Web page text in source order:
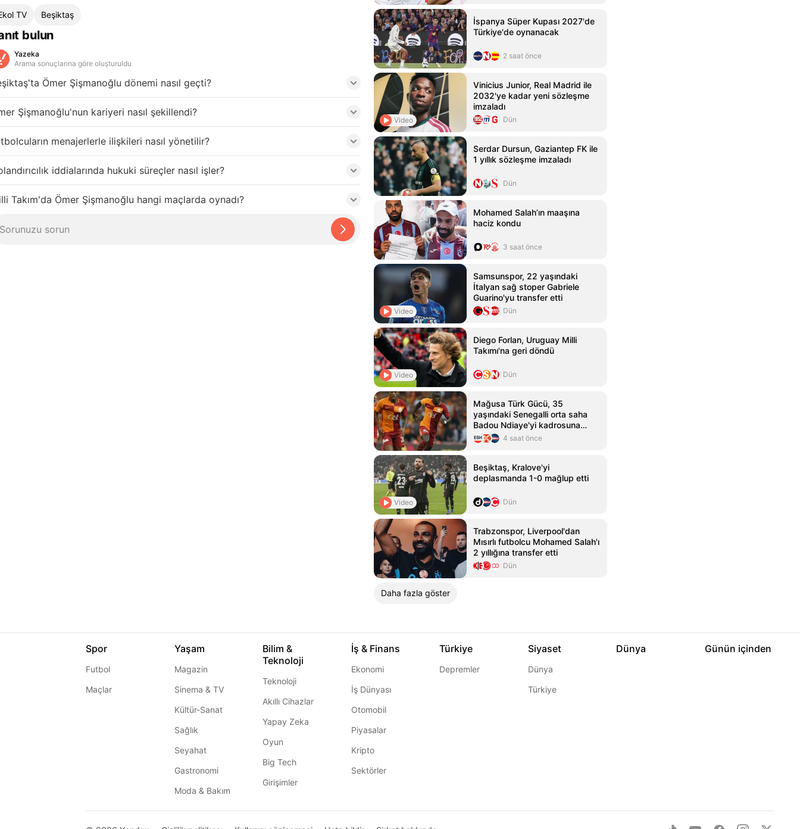
TV Beşiktaş
bulun
Yazeka
Arama sonuçlarına göre oluşturuldu
Ömer Şişmanoğlu dönemi nasıl geçti?
Şişmanoğlu'nun kariyeri nasıl şekillendi?
menajerlerle ilişkileri nasıl yönetilir?
iddialarında hukuki süreçler nasıl işler?
Takım'da Ömer Şişmanoğlu hangi maçlarda oynadı?
İspanya Süper Kupası 2027'de
Türkiye'de oynanacak
2 saat önce
Video
Vinicius Junior, Real Madrid ile
2032'ye kadar yeni sözleşme
imzaladı
Dün
Serdar Dursun, Gaziantep FK ile
1 yıllık sözleşme imzaladı
Dün
Mohamed Salah’ın maaşına
haciz kondu
3 saat önce
Video
Samsunspor, 22 yaşındaki
İtalyan sağ stoper Gabriele
Guarino'yu transfer etti
Dün
Video
Diego Forlan, Uruguay Milli
Takımı'na geri döndü
Dün
Mağusa Türk Gücü, 35
yaşındaki Senegalli orta saha
Badou Ndiaye'yi kadrosuna
kattı
4 saat önce
Video
Beşiktaş, Kralove'yi
deplasmanda 1-0 mağlup etti
Dün
Trabzonspor, Liverpool'dan
Mısırlı futbolcu Mohamed Salah'ı
2 yıllığına transfer etti
Dün
Daha fazla göster
Spor
Futbol
Maçlar
Yaşam
Magazin
Sinema & TV
Kültür-Sanat
Sağlık
Seyahat
Gastronomi
Moda & Bakım
Bilim &
Teknoloji
Teknoloji
Akıllı Cihazlar
Yapay Zeka
Oyun
Big Tech
Girişimler
İş & Finans
Ekonomi
İş Dünyası
Otomobil
Piyasalar
Kripto
Sektörler
Türkiye
Depremler
Siyaset
Dünya
Türkiye
Dünya Günün içinden